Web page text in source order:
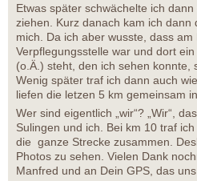
Etwas später schwächelte ich
ziehen. Kurz danach kam ich
mich. Da ich aber wusste, dass
Verpflegungsstelle war und dort
(o.Ä.) steht, den ich sehen konnte,
Wenig später traf ich dann auch
liefen die letzen 5 km gemeinsam
Wer sind eigentlich „wir“? „Wir“,
Sulingen und ich. Bei km 10 traf
die ganze Strecke zusammen.
Photos zu sehen. Vielen Dank
Manfred und an Dein GPS, das